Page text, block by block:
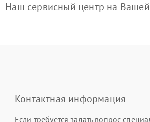
Наш сервисный центр на
Контактная информация
Если требуется задать вопрос